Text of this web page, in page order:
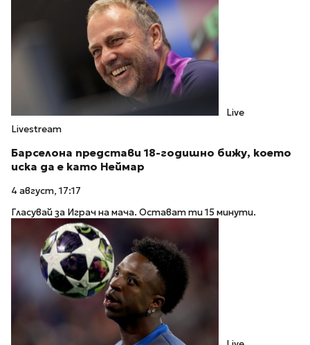
Live
Livestream
Барселона представи 18-годишно бижу, което
иска да е като Неймар
4 август, 17:17
Гласувай за Играч на мача. Остават ти 15 минути.